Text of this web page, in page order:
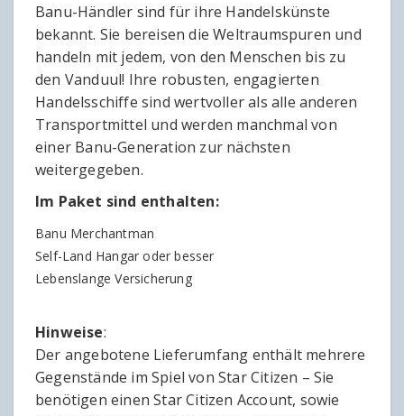
Banu-Händler sind für ihre Handelskünste
bekannt. Sie bereisen die Weltraumspuren und
handeln mit jedem, von den Menschen bis zu
den Vanduul! Ihre robusten, engagierten
Handelsschiffe sind wertvoller als alle anderen
Transportmittel und werden manchmal von
einer Banu-Generation zur nächsten
weitergegeben.
Im Paket sind enthalten:
Banu Merchantman
Self-Land Hangar oder besser
Lebenslange Versicherung
Hinweise:
Der angebotene Lieferumfang enthält mehrere
Gegenstände im Spiel von Star Citizen – Sie
benötigen einen Star Citizen Account, sowie